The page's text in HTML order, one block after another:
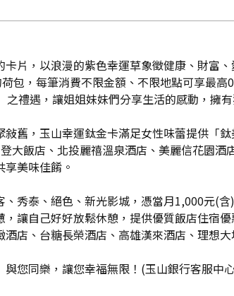
片，以浪漫的紫色幸運草象徵健康、財富
包，每筆消費不限金額、不限地點可享最
禮遇，讓姐姐妹妹們分享生活的感動，擁
舊，玉山幸運鈦金卡滿足女性味蕾提供「
大飯店、北投麗禧溫泉酒店、美麗信花園
美味佳餚。
秀泰、絕色、新光影城，憑當月1,000元(
讓自己好好放鬆休憩，提供優質飯店住宿
店、台糖長榮酒店、高雄漢來酒店、理想
與您同樂，讓您幸福無限！(玉山銀行客服